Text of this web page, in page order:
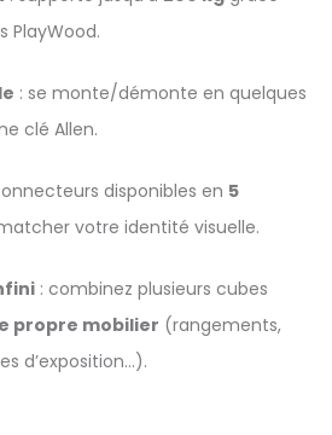
PlayWood.
: se monte/démonte en quelques
clé Allen.
disponibles en 5
votre identité visuelle.
: combinez plusieurs cubes
propre mobilier (rangements,
d’exposition…).